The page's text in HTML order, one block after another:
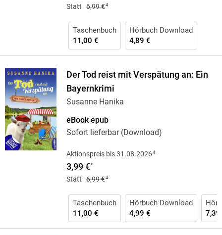
Statt 6,99 €4
Taschenbuch
11,00 €
Hörbuch Download
4,89 €
Der Tod reist mit Verspätung an: Ein
Bayernkrimi
Susanne Hanika
eBook epub
Sofort lieferbar (Download)
Aktionspreis bis 31.08.20264
3,99 €*
Statt 6,99 €4
Taschenbuch
11,00 €
Hörbuch Download
4,99 €
7,39